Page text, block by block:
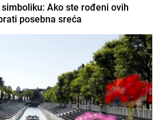
Ako ste rođeni ovih
posebna sreća